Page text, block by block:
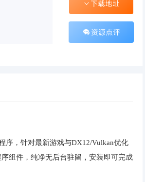
下载地址
资源点评
序，针对最新游戏与DX12/Vulkan优化
组件，纯净无后台驻留，安装即可完成